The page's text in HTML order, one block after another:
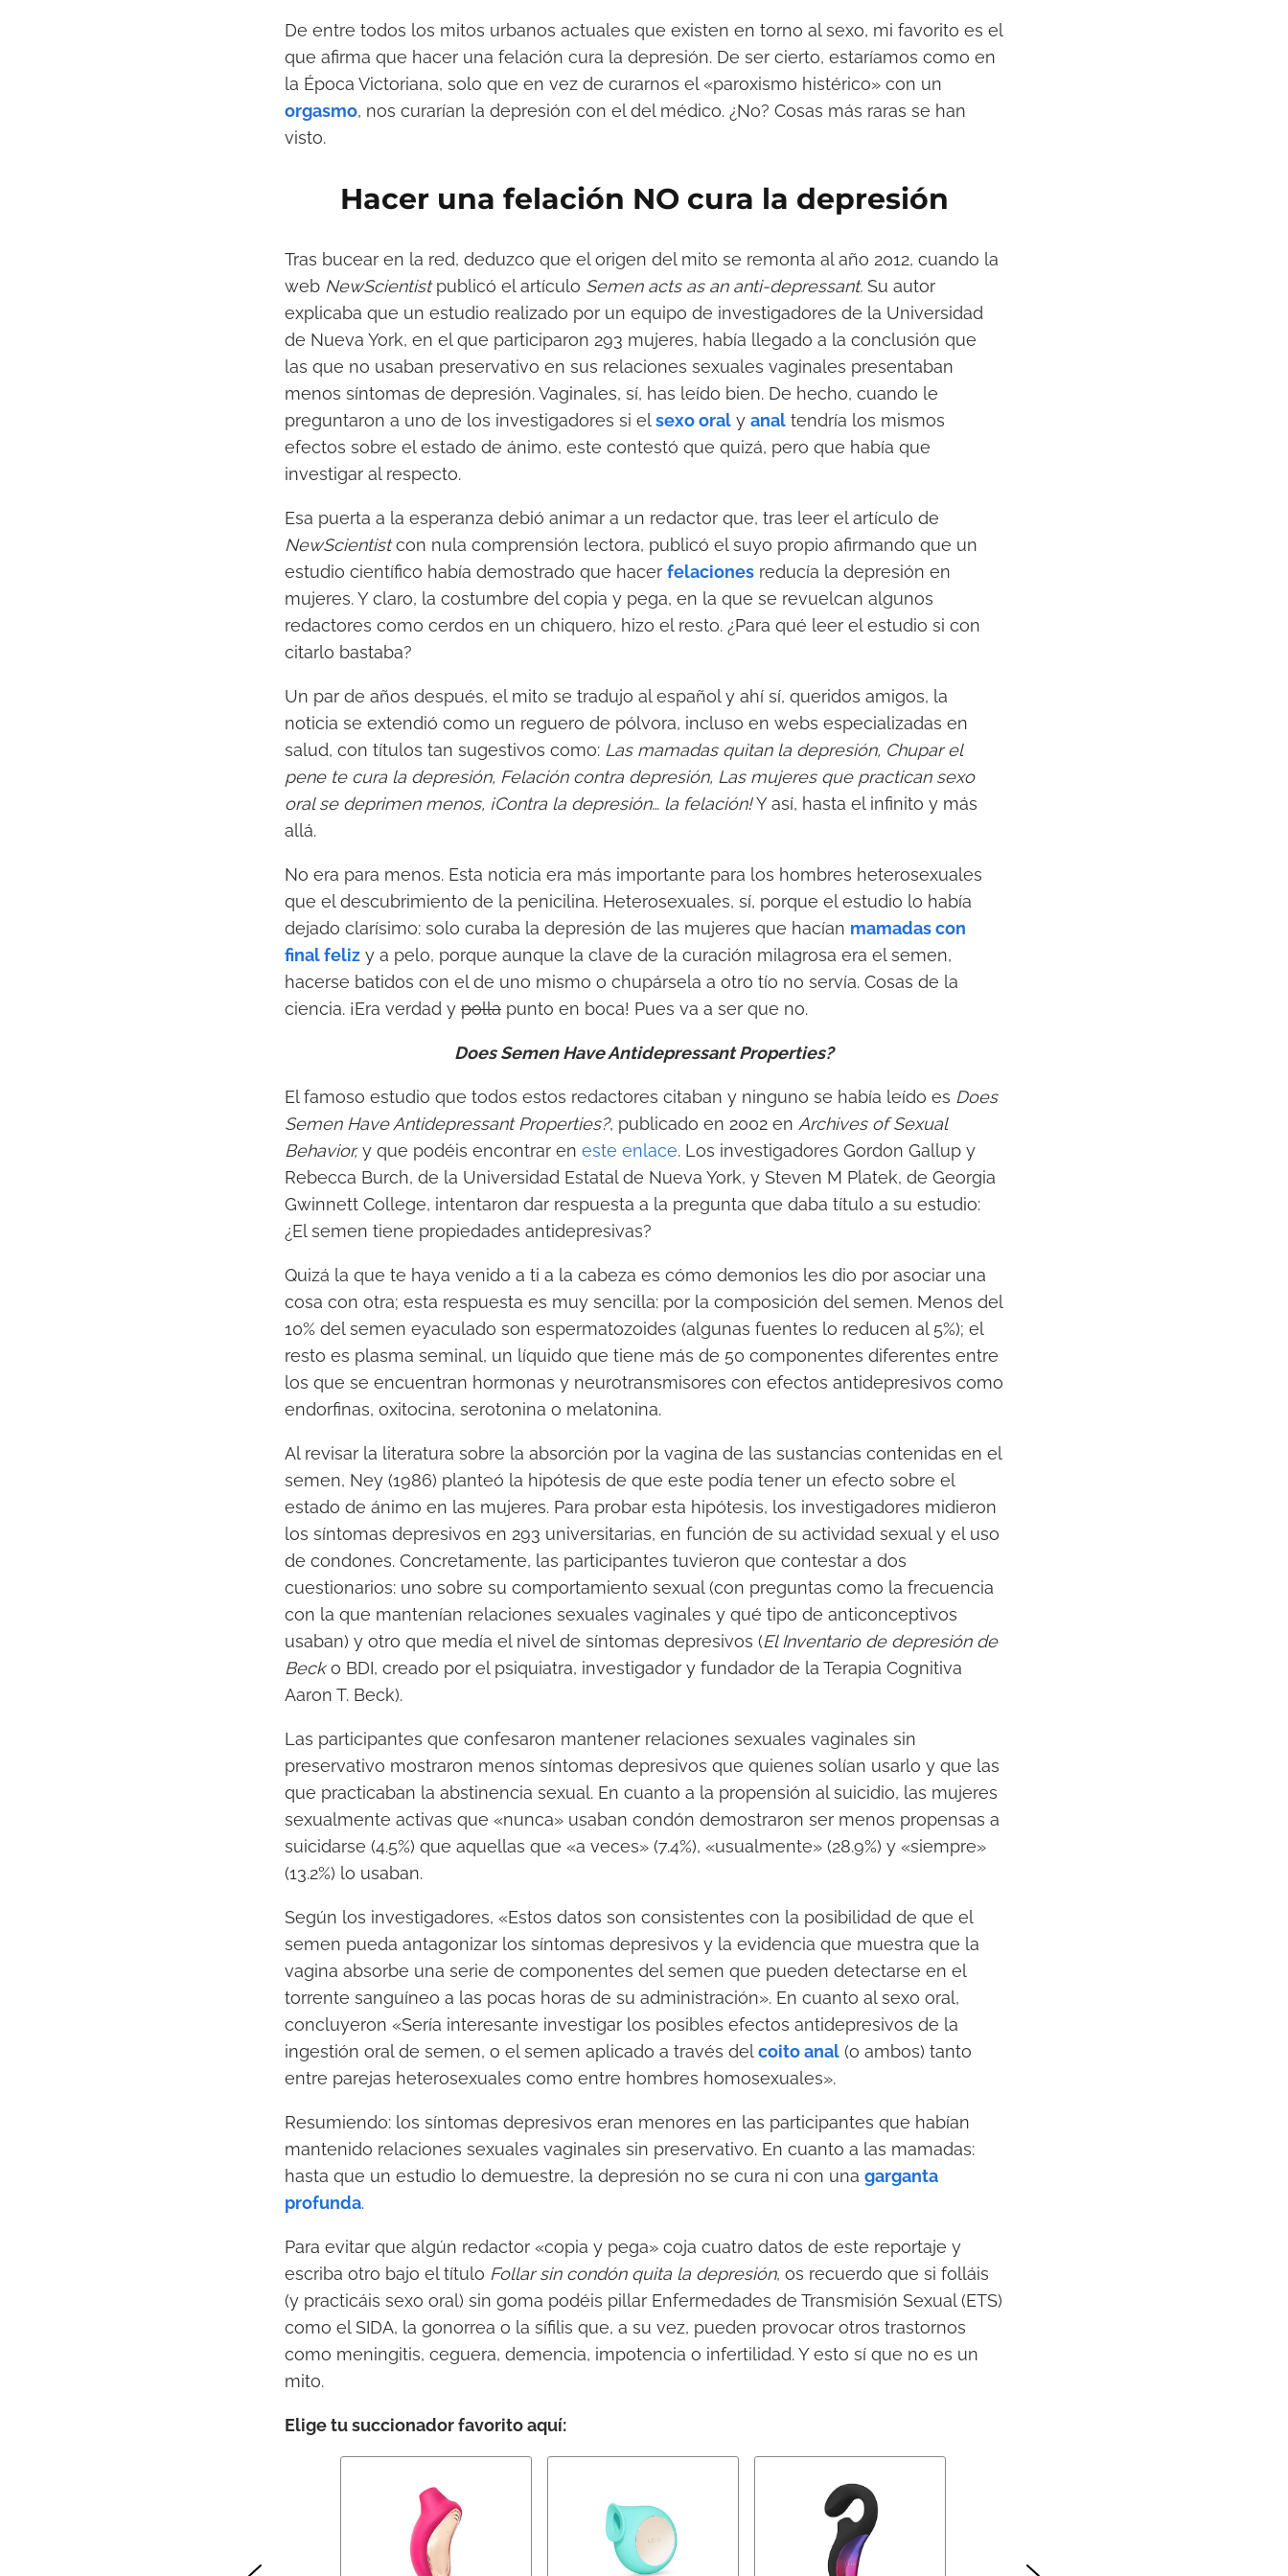
De entre todos los mitos urbanos actuales que existen en torno al sexo, mi favorito es el
que afirma que hacer una felación cura la depresión. De ser cierto, estaríamos como en
la Época Victoriana, solo que en vez de curarnos el «paroxismo histérico» con un
orgasmo, nos curarían la depresión con el del médico. ¿No? Cosas más raras se han
visto.
Hacer una felación NO cura la depresión
Tras bucear en la red, deduzco que el origen del mito se remonta al año 2012, cuando la
web NewScientistpublicó el artículo Semen acts as an anti-depressant. Su autor
explicaba que un estudio realizado por un equipo de investigadores de la Universidad
de Nueva York, en el que participaron 293 mujeres, había llegado a la conclusión que
las que no usaban preservativo en sus relaciones sexuales vaginales presentaban
menos síntomas de depresión. Vaginales, sí, has leído bien. De hecho, cuando le
preguntaron a uno de los investigadores si elsexo oral y anal tendría los mismos
efectos sobre el estado de ánimo, este contestó que quizá, pero que había que
investigar al respecto.
Esa puerta a la esperanza debió animar a un redactor que, tras leer el artículo de
NewScientistcon nula comprensión lectora, publicó el suyo propio afirmando que un
estudio científico había demostrado que hacer felaciones reducía la depresión en
mujeres. Y claro, la costumbre del copia y pega, en la que se revuelcan algunos
redactores como cerdos en un chiquero, hizo el resto. ¿Para qué leer el estudio si con
citarlo bastaba?
Un par de años después, el mito se tradujo al español y ahí sí, queridos amigos, la
noticia se extendió como un reguero de pólvora, incluso en webs especializadas en
salud, con títulos tan sugestivos como: Las mamadas quitan la depresión, Chupar el
pene te cura la depresión, Felación contra depresión, Las mujeres que practican sexo
oral se deprimen menos, ¡Contra la depresión… la felación!Y así, hasta el infinito y más
allá.
No era para menos. Esta noticia era más importante para los hombres heterosexuales
que el descubrimiento de la penicilina. Heterosexuales, sí, porque el estudio lo había
dejado clarísimo: solo curaba la depresión de las mujeres que hacían mamadas con
final feliz y a pelo, porque aunque la clave de la curación milagrosa era el semen,
hacerse batidos con el de uno mismo o chupársela a otro tío no servía. Cosas de la
ciencia. ¡Era verdad y polla punto en boca! Pues va a ser que no.
Does Semen Have Antidepressant Properties?
El famoso estudio que todos estos redactores citaban y ninguno se había leído es Does
Semen Have Antidepressant Properties?, publicado en 2002 en Archives of Sexual
Behavior,y que podéis encontrar en este enlace. Los investigadores Gordon Gallup y
Rebecca Burch, de la Universidad Estatal de Nueva York, y Steven M Platek, de Georgia
Gwinnett College, intentaron dar respuesta a la pregunta que daba título a su estudio:
¿El semen tiene propiedades antidepresivas?
Quizá la que te haya venido a ti a la cabeza es cómo demonios les dio por asociar una
cosa con otra; esta respuesta es muy sencilla: por la composición del semen. Menos del
10% del semen eyaculado son espermatozoides (algunas fuentes lo reducen al 5%); el
resto es plasma seminal, un líquido que tiene más de 50 componentes diferentes entre
los que se encuentran hormonas y neurotransmisores con efectos antidepresivos como
endorfinas, oxitocina, serotonina o melatonina.
Al revisar la literatura sobre la absorción por la vagina de las sustancias contenidas en el
semen, Ney (1986) planteó la hipótesis de que este podía tener un efecto sobre el
estado de ánimo en las mujeres. Para probar esta hipótesis, los investigadores midieron
los síntomas depresivos en 293 universitarias, en función de su actividad sexual y el uso
de condones. Concretamente, las participantes tuvieron que contestar a dos
cuestionarios: uno sobre su comportamiento sexual (con preguntas como la frecuencia
con la que mantenían relaciones sexuales vaginales y qué tipo de anticonceptivos
usaban) y otro que medía el nivel de síntomas depresivos (El Inventario de depresión de
Becko BDI, creado por el psiquiatra, investigador y fundador de la Terapia Cognitiva
Aaron T. Beck).
Las participantes que confesaron mantener relaciones sexuales vaginales sin
preservativo mostraron menos síntomas depresivos que quienes solían usarlo y que las
que practicaban la abstinencia sexual. En cuanto a la propensión al suicidio, las mujeres
sexualmente activas que «nunca» usaban condón demostraron ser menos propensas a
suicidarse (4.5%) que aquellas que «a veces» (7.4%), «usualmente» (28.9%) y «siempre»
(13.2%) lo usaban.
Según los investigadores, «Estos datos son consistentes con la posibilidad de que el
semen pueda antagonizar los síntomas depresivos y la evidencia que muestra que la
vagina absorbe una serie de componentes del semen que pueden detectarse en el
torrente sanguíneo a las pocas horas de su administración». En cuanto al sexo oral,
concluyeron «Sería interesante investigar los posibles efectos antidepresivos de la
ingestión oral de semen, o el semen aplicado a través delcoito anal (o ambos) tanto
entre parejas heterosexuales como entre hombres homosexuales».
Resumiendo: los síntomas depresivos eran menores en las participantes que habían
mantenido relaciones sexuales vaginales sin preservativo. En cuanto a las mamadas:
hasta que un estudio lo demuestre, la depresión no se cura ni con una garganta
profunda.
Para evitar que algún redactor «copia y pega» coja cuatro datos de este reportaje y
escriba otro bajo el título Follar sin condón quita la depresión, os recuerdo que si folláis
(y practicáis sexo oral) sin goma podéis pillar Enfermedades de Transmisión Sexual (ETS)
como el SIDA, la gonorrea o la sífilis que, a su vez, pueden provocar otros trastornos
como meningitis, ceguera, demencia, impotencia o infertilidad. Y esto sí que no es un
mito.
Elige tu succionador favorito aquí: